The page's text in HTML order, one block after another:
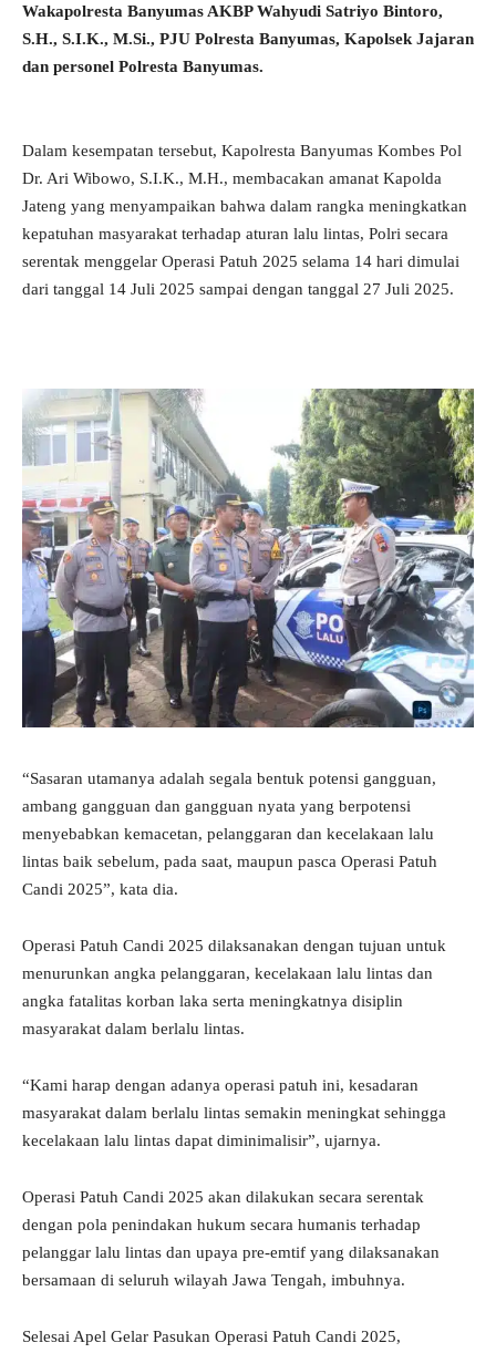
Wakapolresta Banyumas AKBP Wahyudi Satriyo Bintoro,
S.H., S.I.K., M.Si., PJU Polresta Banyumas, Kapolsek Jajaran
dan personel Polresta Banyumas.
Dalam kesempatan tersebut, Kapolresta Banyumas Kombes Pol
Dr. Ari Wibowo, S.I.K., M.H., membacakan amanat Kapolda
Jateng yang menyampaikan bahwa dalam rangka meningkatkan
kepatuhan masyarakat terhadap aturan lalu lintas, Polri secara
serentak menggelar Operasi Patuh 2025 selama 14 hari dimulai
dari tanggal 14 Juli 2025 sampai dengan tanggal 27 Juli 2025.
“Sasaran utamanya adalah segala bentuk potensi gangguan,
ambang gangguan dan gangguan nyata yang berpotensi
menyebabkan kemacetan, pelanggaran dan kecelakaan lalu
lintas baik sebelum, pada saat, maupun pasca Operasi Patuh
Candi 2025”, kata dia.
Operasi Patuh Candi 2025 dilaksanakan dengan tujuan untuk
menurunkan angka pelanggaran, kecelakaan lalu lintas dan
angka fatalitas korban laka serta meningkatnya disiplin
masyarakat dalam berlalu lintas.
“Kami harap dengan adanya operasi patuh ini, kesadaran
masyarakat dalam berlalu lintas semakin meningkat sehingga
kecelakaan lalu lintas dapat diminimalisir”, ujarnya.
Operasi Patuh Candi 2025 akan dilakukan secara serentak
dengan pola penindakan hukum secara humanis terhadap
pelanggar lalu lintas dan upaya pre-emtif yang dilaksanakan
bersamaan di seluruh wilayah Jawa Tengah, imbuhnya.
Selesai Apel Gelar Pasukan Operasi Patuh Candi 2025,